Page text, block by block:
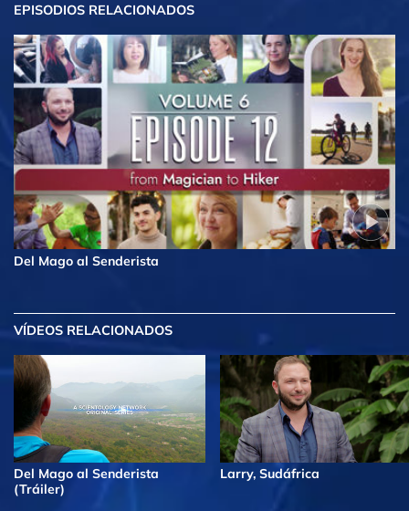
EPISODIOS RELACIONADOS
Del Mago al Senderista
VÍDEOS RELACIONADOS
Del Mago al Senderista
(Tráiler)
Larry, Sudáfrica